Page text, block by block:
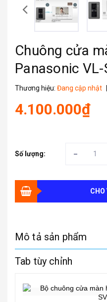
Chuông cửa
Panasonic
Thương hiệu: Đang cập nhật
4.100.000₫
Số lượng: -
CHO
Mô tả sản phẩm
Tab tùy chỉnh